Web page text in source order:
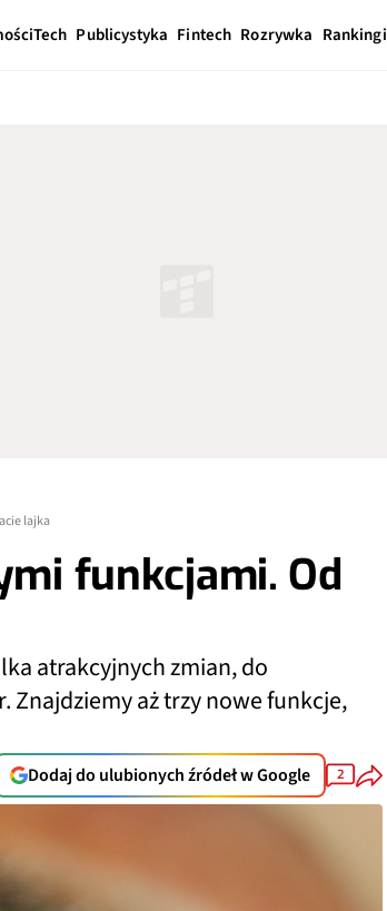
Tech Publicystyka Fintech Rozrywka Rankingi
lajka
funkcjami. Od
atrakcyjnych zmian, do
aż trzy nowe funkcje,
Dodaj do ulubionych źródeł w Google 2